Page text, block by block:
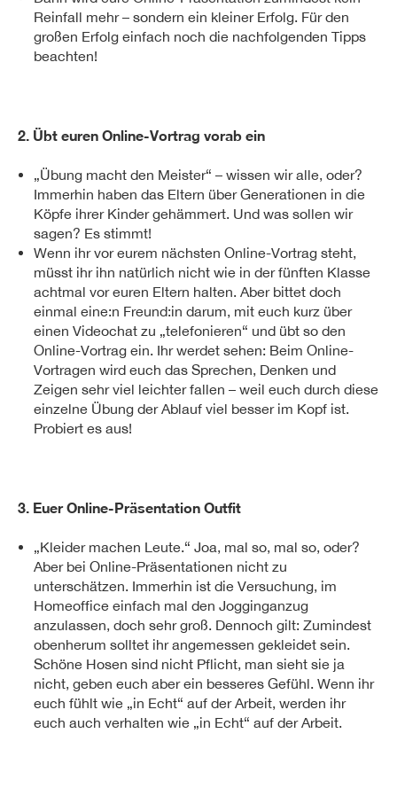
Reinfall mehr – sondern ein kleiner Erfolg. Für den
großen Erfolg einfach noch die nachfolgenden Tipps
beachten!
2. Übt euren Online-Vortrag vorab ein
„Übung macht den Meister“ – wissen wir alle, oder?
Immerhin haben das Eltern über Generationen in die
Köpfe ihrer Kinder gehämmert. Und was sollen wir
sagen? Es stimmt!
Wenn ihr vor eurem nächsten Online-Vortrag steht,
müsst ihr ihn natürlich nicht wie in der fünften Klasse
achtmal vor euren Eltern halten. Aber bittet doch
einmal eine:n Freund:in darum, mit euch kurz über
einen Videochat zu „telefonieren“ und übt so den
Online-Vortrag ein. Ihr werdet sehen: Beim Online-
Vortragen wird euch das Sprechen, Denken und
Zeigen sehr viel leichter fallen – weil euch durch diese
einzelne Übung der Ablauf viel besser im Kopf ist.
Probiert es aus!
3. Euer Online-Präsentation Outfit
„Kleider machen Leute.“ Joa, mal so, mal so, oder?
Aber bei Online-Präsentationen nicht zu
unterschätzen. Immerhin ist die Versuchung, im
Homeoffice einfach mal den Jogginganzug
anzulassen, doch sehr groß. Dennoch gilt: Zumindest
obenherum solltet ihr angemessen gekleidet sein.
Schöne Hosen sind nicht Pflicht, man sieht sie ja
nicht, geben euch aber ein besseres Gefühl. Wenn ihr
euch fühlt wie „in Echt“ auf der Arbeit, werden ihr
euch auch verhalten wie „in Echt“ auf der Arbeit.